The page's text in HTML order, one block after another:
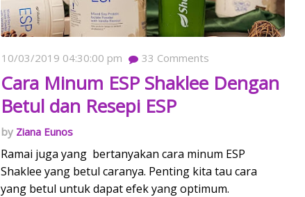
10/03/2019 04:30:00 pm 33 Comments
Cara Minum ESP Shaklee Dengan
Betul dan Resepi ESP
Ziana Eunos
Ramai juga yang bertanyakan cara minum ESP
Shaklee yang betul caranya. Penting kita tau cara
yang betul untuk dapat efek yang optimum.